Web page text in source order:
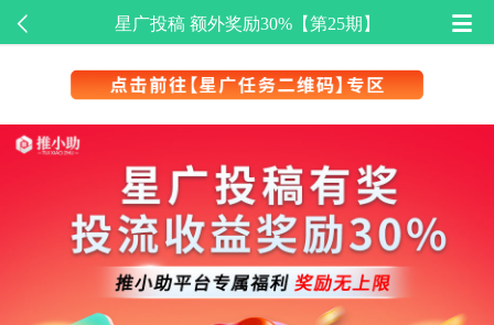
星广投稿 额外奖励30%【第25期】